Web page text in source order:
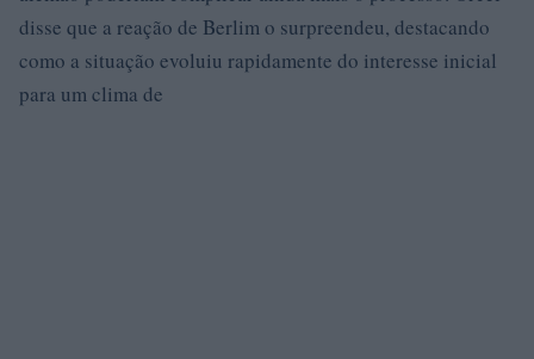
disse que a reação de Berlim o surpreendeu, destacando
como a situação evoluiu rapidamente do interesse inicial
para um clima de